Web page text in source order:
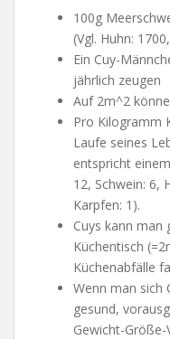
100g
(Vgl. Huhn:
Ein Cuy-
jährlich zeugen
Auf 2m^2
Pro Kilogramm
Laufe seines
entspricht
12, Schwein: 6,
Karpfen: 1).
Cuys kann man
Küchentisch
Küchenabfälle
Wenn man sich
gesund,
Gewicht-